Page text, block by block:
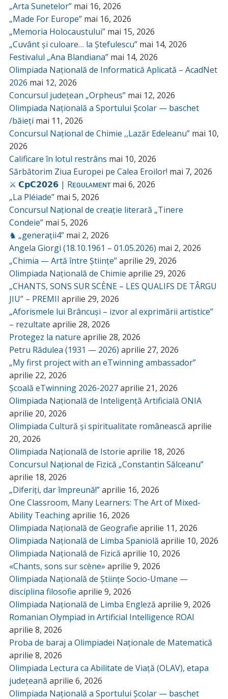
„Arta Sunetelor” mai 16, 2026
„Made For Europe” mai 16, 2026
„Memoria Holocaustului” mai 15, 2026
„Cuvânt și culoare… la Ștefulescu” mai 14, 2026
Festivalul „Ana Blandiana” mai 14, 2026
Olimpiada Națională de Informatică Aplicată – AcadNet
2026 mai 12, 2026
Concursul județean „Orpheus” mai 12, 2026
Olimpiada Națională a Sportului Școlar — baschet
/băieți mai 11, 2026
Concursul Național de Chimie ,,Lazăr Edeleanu” mai 10,
2026
Calificare în lotul restrâns mai 10, 2026
Sărbătorim Ziua Europei pe Calea Eroilor! mai 7, 2026
⚔️ 𝗖𝗽𝗖𝟮𝟬𝟮𝟲 | Rᴇɢᴜʟᴀᴍᴇɴᴛ mai 6, 2026
„La Pléiade” mai 5, 2026
Concursul Național de creație literară „Tinere
Condeie” mai 5, 2026
♞ „generații4” mai 2, 2026
Angela Giorgi (18.10.1961 – 01.05.2026) mai 2, 2026
„Chimia — Artă între Științe”aprilie 29, 2026
Olimpiada Națională de Chimie aprilie 29, 2026
„CHANTS, SONS SUR SCÈNE – LES QUALIFS DE TÂRGU
JIU” – PREMII aprilie 29, 2026
„Aforismele lui Brâncuși – izvor al exprimării artistice”
– rezultate aprilie 28, 2026
Protegez la nature aprilie 28, 2026
Petru Rădulea (1931 — 2026) aprilie 27, 2026
„My first project with an eTwinning ambassador”
aprilie 22, 2026
Școală eTwinning 2026-2027aprilie 21, 2026
Olimpiada Națională de Inteligență Artificială ONIA
aprilie 20, 2026
Olimpiada Cultură și spiritualitate românească aprilie
20, 2026
Olimpiada Națională de Istorie aprilie 18, 2026
Concursul Național de Fizică „Constantin Sălceanu”
aprilie 18, 2026
„Diferiți, dar împreună!”aprilie 16, 2026
One Classroom, Many Learners: The Art of Mixed-
Ability Teachingaprilie 16, 2026
Olimpiada Națională de Geografie aprilie 11, 2026
Olimpiada Națională de Limba Spaniolă aprilie 10, 2026
Olimpiada Națională de Fizică aprilie 10, 2026
«Chants, sons sur scène» aprilie 9, 2026
Olimpiada Națională de Științe Socio-Umane —
disciplina filosofie aprilie 9, 2026
Olimpiada Națională de Limba Engleză aprilie 9, 2026
Romanian Olympiad in Artificial Intelligence ROAI
aprilie 8, 2026
Proba de baraj a Olimpiadei Naționale de Matematică
aprilie 8, 2026
Olimpiada Lectura ca Abilitate de Viață (OLAV), etapa
județeană aprilie 6, 2026
Olimpiada Națională a Sportului Școlar — baschet